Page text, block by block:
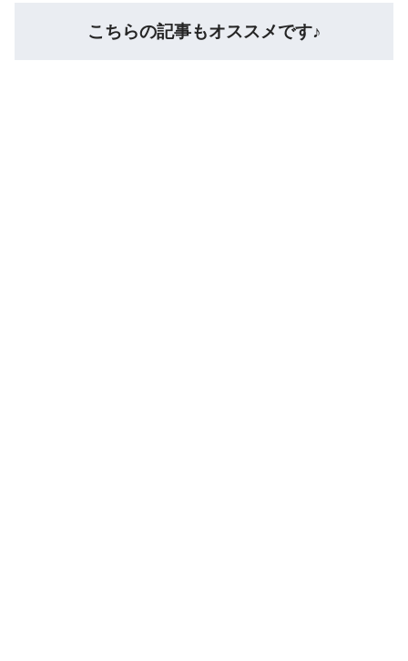
こちらの記事もオススメです♪